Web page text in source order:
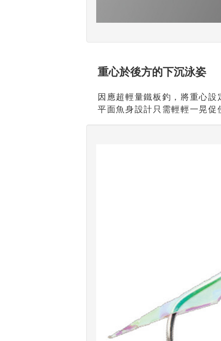
重心於後方的下沉泳姿
因應超輕量鐵板釣，將重心
平面魚身設計只需輕輕一晃